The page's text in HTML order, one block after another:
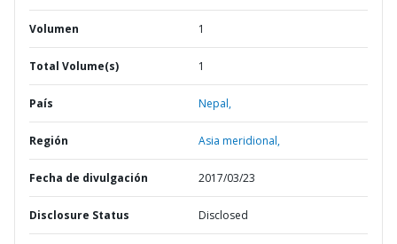
Volumen 1
Total Volume(s) 1
País Nepal,
Región Asia meridional,
Fecha de divulgación 2017/03/23
Disclosure Status Disclosed